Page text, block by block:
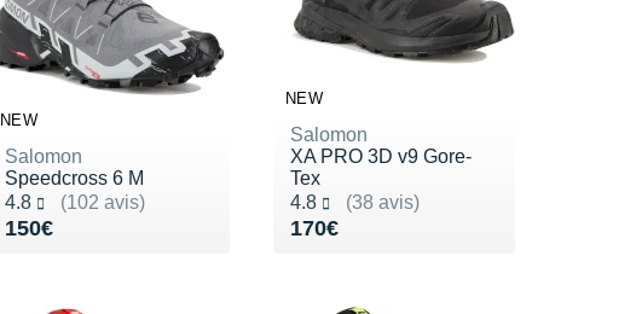
NEW
Salomon
Speedcross 6 M
4.8
(102 avis)
Noté 4.8 sur 5
150€
Vendu 150€
NEW
Salomon
XA PRO 3D v9 Gore-
Tex
4.8
(38 avis)
Noté 4.8 sur 5
170€
Vendu 170€